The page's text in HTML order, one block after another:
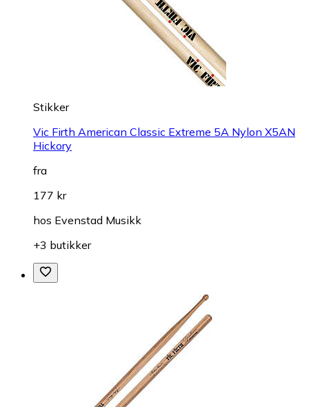
Stikker
Vic Firth American Classic Extreme 5A Nylon X5AN
Hickory
fra
177 kr
hos Evenstad Musikk
+3 butikker